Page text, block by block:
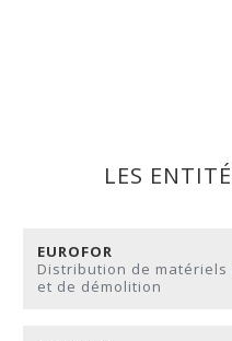
LES
EUROFOR
Distribution de
et de démolition